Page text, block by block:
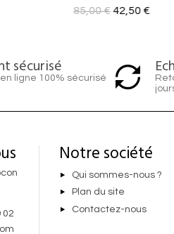
79,00 €39,50 €
sécurisé
ligne 100% sécurisé
02
Notre société
Qui sommes-nous ?
Plan du site
Contactez-nous